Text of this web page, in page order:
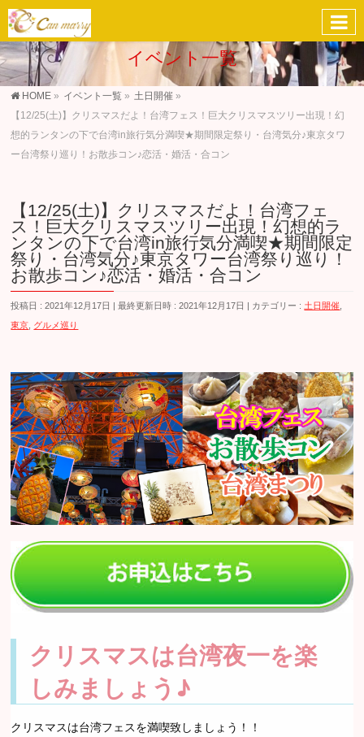
イベント一覧
HOME » イベント一覧 » 土日開催 »
【12/25(土)】クリスマスだよ！台湾フェス！巨大クリスマスツリー出現！幻
想的ランタンの下で台湾in旅行気分満喫★期間限定祭り・台湾気分♪東京タワ
ー台湾祭り巡り！お散歩コン♪恋活・婚活・合コン
【12/25(土)】クリスマスだよ！台湾フェ
ス！巨大クリスマスツリー出現！幻想的ラ
ンタンの下で台湾in旅行気分満喫★期間限定
祭り・台湾気分♪東京タワー台湾祭り巡り！
お散歩コン♪恋活・婚活・合コン
投稿日 : 2021年12月17日 最終更新日時 : 2021年12月17日 カテゴリー : 土日開催
東京 グルメ巡り
クリスマスは台湾夜一を楽
しみましょう♪
クリスマスは台湾フェスを満喫致しましょう！！